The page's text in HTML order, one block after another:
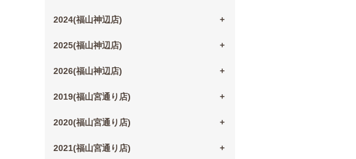
2024(福山神辺店)
2025(福山神辺店)
2026(福山神辺店)
2019(福山宮通り店)
2020(福山宮通り店)
2021(福山宮通り店)